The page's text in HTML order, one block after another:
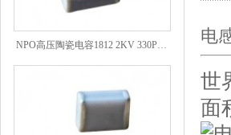
NPO高压陶瓷电容1812 2KV 330PF 5%精度 电
世
面